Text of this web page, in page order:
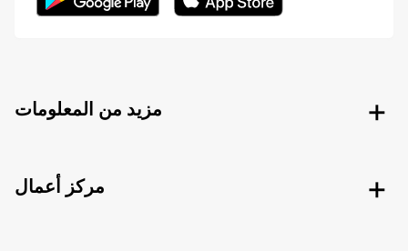
مزيد من المعلومات
مركز أعمال